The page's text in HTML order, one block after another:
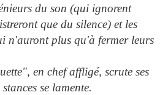
du son (qui ignorent
que du silence) et les
n'auront plus qu'à fermer leurs
en chef affligé, scrute ses
se lamente.